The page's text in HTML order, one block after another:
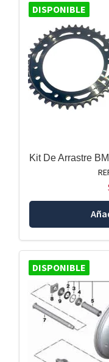
DISPONIBLE
Kit De Arrastre
DISPONIBLE